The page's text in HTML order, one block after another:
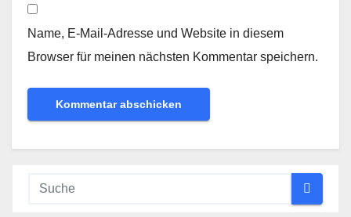
Name, E-Mail-Adresse und Website in diesem
Browser für meinen nächsten Kommentar speichern.